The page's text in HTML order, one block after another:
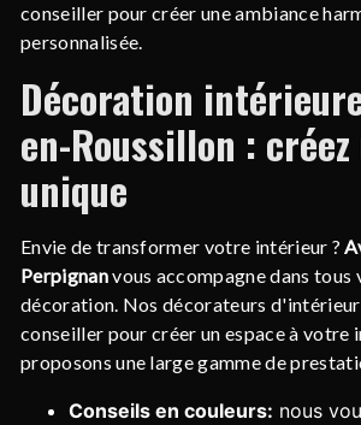
conseiller pour créer une ambiance
personnalisée.
Décoration
en-Roussillon :
unique
Envie de transformer votre intérieur ?
Perpignanvous accompagne dans tous
décoration. Nos décorateurs
conseiller pour créer un espace à votre
proposons une large gamme de
Conseils en couleurs: nous